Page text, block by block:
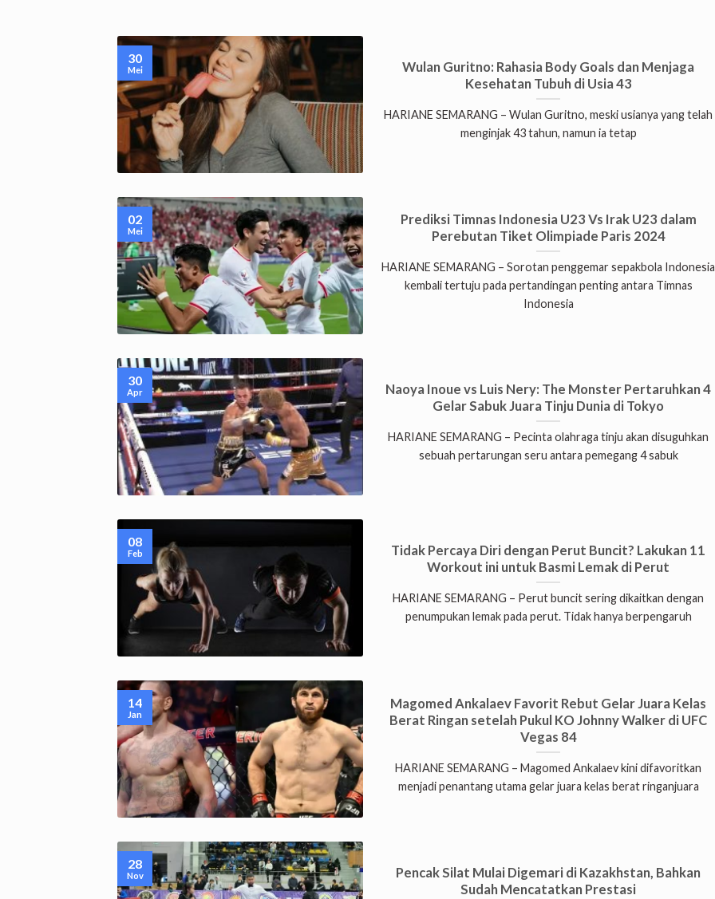
Wulan Guritno: Rahasia Body Goals dan Menjaga
Kesehatan Tubuh di Usia 43
HARIANE SEMARANG – Wulan Guritno, meski usianya yang telah
menginjak 43 tahun, namun ia tetap
30
Mei
Prediksi Timnas Indonesia U23 Vs Irak U23 dalam
Perebutan Tiket Olimpiade Paris 2024
HARIANE SEMARANG – Sorotan penggemar sepakbola Indonesia
kembali tertuju pada pertandingan penting antara Timnas
Indonesia
02
Mei
Naoya Inoue vs Luis Nery: The Monster Pertaruhkan 4
Gelar Sabuk Juara Tinju Dunia di Tokyo
HARIANE SEMARANG – Pecinta olahraga tinju akan disuguhkan
sebuah pertarungan seru antara pemegang 4 sabuk
30
Apr
Tidak Percaya Diri dengan Perut Buncit? Lakukan 11
Workout ini untuk Basmi Lemak di Perut
HARIANE SEMARANG – Perut buncit sering dikaitkan dengan
penumpukan lemak pada perut. Tidak hanya berpengaruh
08
Feb
Magomed Ankalaev Favorit Rebut Gelar Juara Kelas
Berat Ringan setelah Pukul KO Johnny Walker di UFC
Vegas 84
HARIANE SEMARANG – Magomed Ankalaev kini difavoritkan
menjadi penantang utama gelar juara kelas berat ringanjuara
14
Jan
Pencak Silat Mulai Digemari di Kazakhstan, Bahkan
Sudah Mencatatkan Prestasi
28
Nov